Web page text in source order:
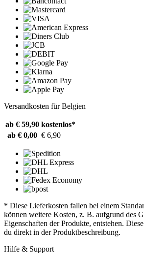
Versandkosten für Belgien
ab € 59,90 kostenlos*
ab € 0,00 € 6,90
* Diese Lieferkosten fallen bei einem
können weitere Kosten, z. B. aufgrund des
Eigenschaften der Produkte, entstehen.
du direkt in der Produktbeschreibung.
Hilfe & Support